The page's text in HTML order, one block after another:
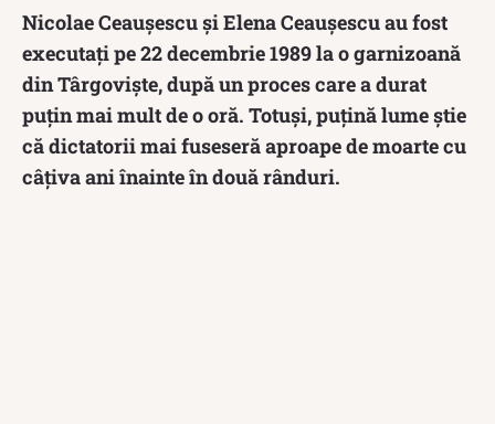
Nicolae Ceaușescu și Elena Ceaușescu au fost
executați pe 22 decembrie 1989 la o garnizoană
din Târgoviște, după un proces care a durat
puțin mai mult de o oră. Totuși, puțină lume știe
că dictatorii mai fuseseră aproape de moarte cu
câțiva ani înainte în două rânduri.